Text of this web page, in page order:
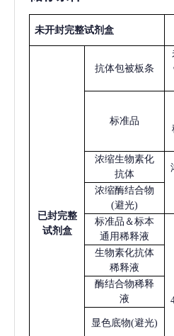
未开封完整试剂盒
已封完整
试剂盒
抗体包被板条
标准品
浓缩生物素化
抗体
浓缩酶结合物
(避光)
标准品＆标本
通用稀释液
生物素化抗体
稀释液
酶结合物稀释
液
显色底物(避光)